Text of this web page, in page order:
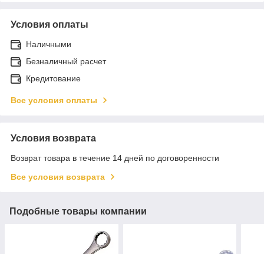
Условия оплаты
Наличными
Безналичный расчет
Кредитование
Все условия оплаты
Условия возврата
Возврат товара в течение 14 дней по договоренности
Все условия возврата
Подобные товары компании